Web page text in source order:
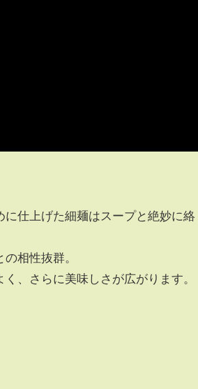
仕上げた細麺はスープと絶妙に絡
相性抜群。
、さらに美味しさが広がります。